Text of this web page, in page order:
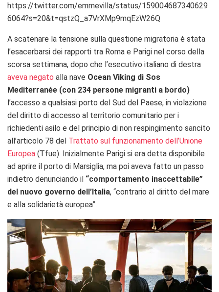
https://twitter.com/emmevilla/status/159004687340629
6064?s=20&t=qstzQ_a7VrXMp9mqEzW26Q
A scatenare la tensione sulla questione migratoria è stata
l’esacerbarsi dei rapporti tra Roma e Parigi nel corso della
scorsa settimana, dopo che l’esecutivo italiano di destra
aveva negato alla nave Ocean Viking di Sos
Mediterranée (con 234 persone migranti a bordo)
l’accesso a qualsiasi porto del Sud del Paese, in violazione
del diritto di accesso al territorio comunitario per i
richiedenti asilo e del principio di non respingimento sancito
all’articolo 78 del Trattato sul funzionamento dell’Unione
Europea (Tfue). Inizialmente Parigi si era detta disponibile
ad aprire il porto di Marsiglia, ma poi aveva fatto un passo
indietro denunciando il “comportamento inaccettabile”
del nuovo governo dell’Italia, “contrario al diritto del mare
e alla solidarietà europea”.